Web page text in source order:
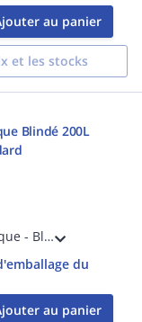
au panier
et les stocks
Blindé 200L
Chauffe-eau électrique - Blindé 200L vertical mural standard monophasé - équipé du double entraxe 800/700mm - livré avec 1 raccord diélectrique 3/4'
du
au panier